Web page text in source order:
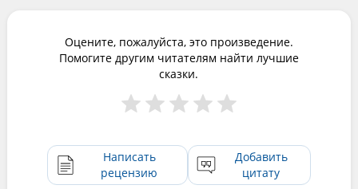
Оцените, пожалуйста, это произведение.
Помогите другим читателям найти лучшие
сказки.
Написать
рецензию
Добавить
цитату